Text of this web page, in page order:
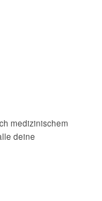
medizinischem
deine